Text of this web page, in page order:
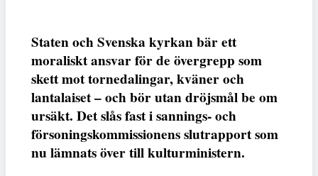
Staten och Svenska kyrkan bär ett
moraliskt ansvar för de övergrepp som
skett mot tornedalingar, kväner och
lantalaiset – och bör utan dröjsmål be om
ursäkt. Det slås fast i sannings- och
försoningskommissionens slutrapport som
nu lämnats över till kulturministern.